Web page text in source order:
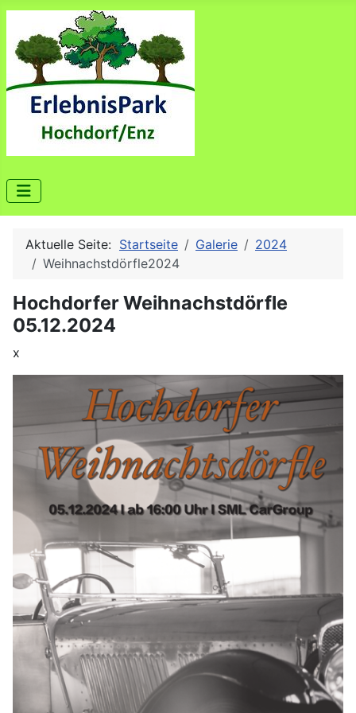
Aktuelle Seite: Startseite Galerie
2024
Weihnachstdörfle2024
Hochdorfer Weihnachstdörfle
05.12.2024
x